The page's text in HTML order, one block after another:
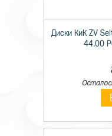
Диски КиК ZV
44.00